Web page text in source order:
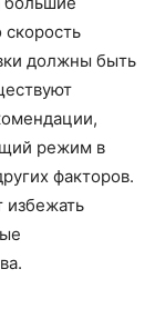
скорость
должны быть
режим в
факторов.
избежать